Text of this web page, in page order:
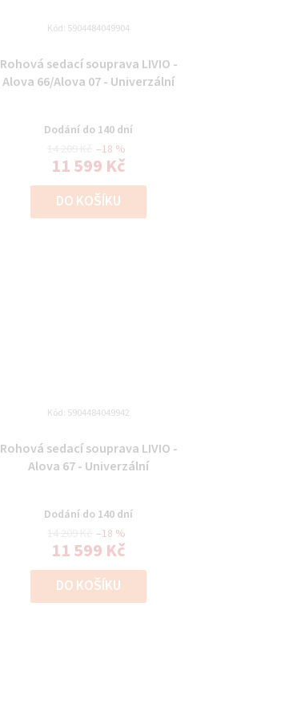
Rohová sedací souprava LIVIO -
Alova 66/Alova 07 - Univerzální
Dodání do 140 dní
11 599 Kč
–18 %
DO KOŠÍKU
Kód: 5904484049904
Rohová sedací souprava LIVIO -
Alova 67 - Univerzální
Dodání do 140 dní
11 599 Kč
–18 %
DO KOŠÍKU
Kód: 5904484049942